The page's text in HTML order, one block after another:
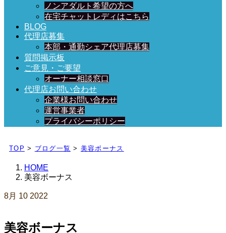
ノンアダルト希望の方へ
在宅チャットレディはこちら
BLOG
代理店募集
本部・通勤シェア代理店募集
質問掲示板
ご意見・ご要望
オーナー相談窓口
代理店お問い合わせ
企業様お問い合わせ
運営事業者
プライバシーポリシー
日々、ブログを更新中！
TOP > ブログ一覧 > 美容ボーナス
HOME
美容ボーナス
8月 10 2022
美容ボーナス